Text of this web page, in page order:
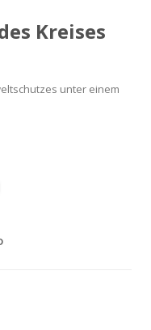
Kreises
unter einem